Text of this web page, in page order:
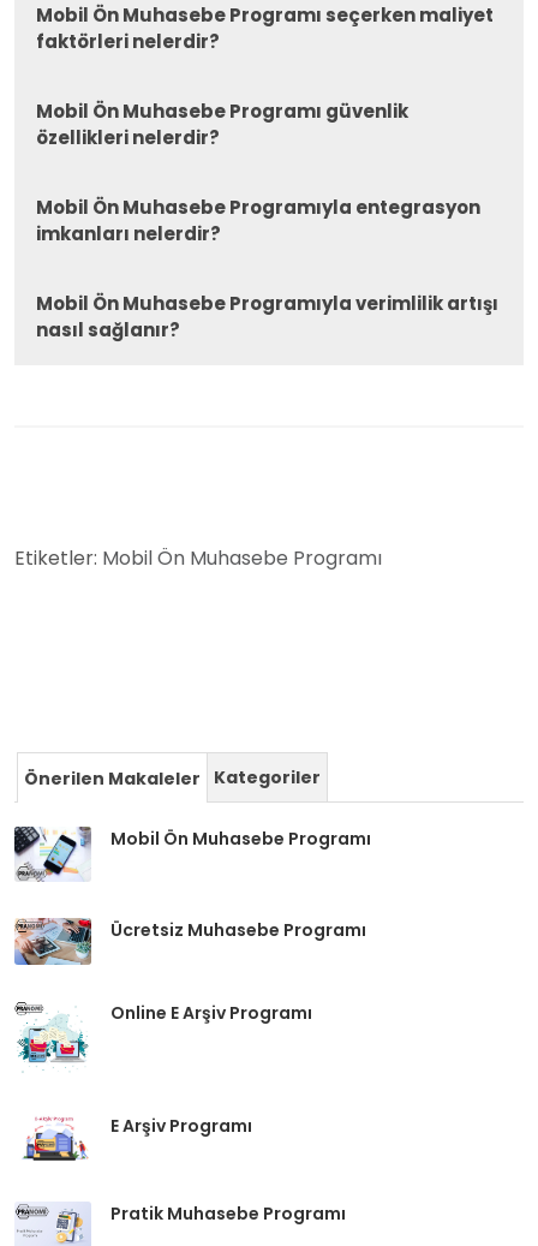
Mobil Ön Muhasebe Programı seçerken maliyet
faktörleri nelerdir?
Mobil Ön Muhasebe Programı güvenlik
özellikleri nelerdir?
Mobil Ön Muhasebe Programıyla entegrasyon
imkanları nelerdir?
Mobil Ön Muhasebe Programıyla verimlilik artışı
nasıl sağlanır?
Etiketler: Mobil Ön Muhasebe Programı
Önerilen Makaleler Kategoriler
Mobil Ön Muhasebe Programı
Ücretsiz Muhasebe Programı
Online E Arşiv Programı
E Arşiv Programı
Pratik Muhasebe Programı